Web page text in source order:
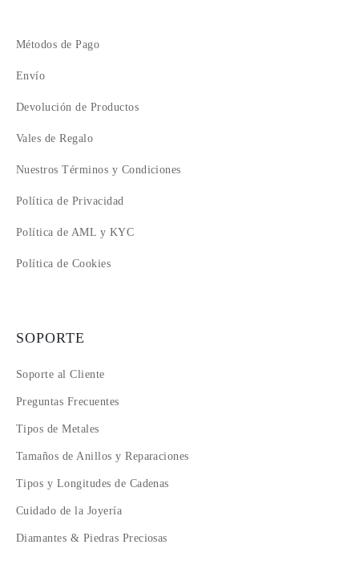
11
Métodos de Pago
Envío
Devolución de Productos
Vales de Regalo
Nuestros Términos y Condiciones
Política de Privacidad
Política de AML y KYC
Política de Cookies
SOPORTE
Soporte al Cliente
Preguntas Frecuentes
Tipos de Metales
Tamaños de Anillos y Reparaciones
Tipos y Longitudes de Cadenas
Cuidado de la Joyería
Diamantes & Piedras Preciosas